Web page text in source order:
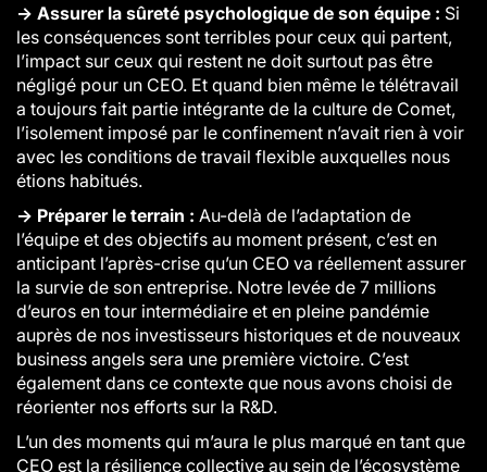
→ Assurer la sûreté psychologique de son équipe : Si
les conséquences sont terribles pour ceux qui partent,
l’impact sur ceux qui restent ne doit surtout pas être
négligé pour un CEO. Et quand bien même le télétravail
a toujours fait partie intégrante de la culture de Comet,
l’isolement imposé par le confinement n’avait rien à voir
avec les conditions de travail flexible auxquelles nous
étions habitués.
→ Préparer le terrain : Au-delà de l’adaptation de
l’équipe et des objectifs au moment présent, c’est en
anticipant l’après-crise qu’un CEO va réellement assurer
la survie de son entreprise. Notre levée de 7 millions
d’euros en tour intermédiaire et en pleine pandémie
auprès de nos investisseurs historiques et de nouveaux
business angels sera une première victoire. C’est
également dans ce contexte que nous avons choisi de
réorienter nos efforts sur la R&D.
L’un des moments qui m’aura le plus marqué en tant que
CEO est la résilience collective au sein de l’écosystème